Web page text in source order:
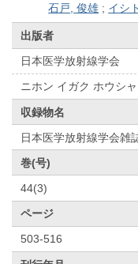
石戸, 俊雄 ; イシ
出版者
日本医学放射線学会
ニホン イガク ホウシ
収録物名
日本医学放射線学会雑
巻(号)
44(3)
ページ
503-516